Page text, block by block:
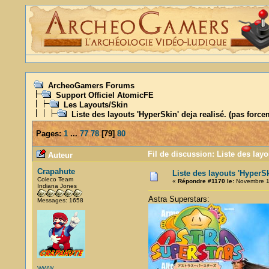
ArcheoGamers Forums
Support Officiel AtomicFE
Les Layouts/Skin
Liste des layouts 'HyperSkin' deja realisé. (pas
Pages: 1 ...77 78[79]80
Auteur
Fil de discussion: Liste des
Crapahute
Coleco Team
Indiana Jones
Messages: 1658
Liste des layouts
« Répondre #1170 le:Novembre
Astra Superstars: